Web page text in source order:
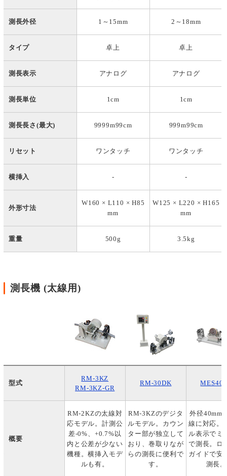
測長外径 1～15mm 2～18mm
タイプ 卓上 卓上
測長表示 アナログ アナログ
測長単位 1cm 1cm
測長長さ(最大) 9999m99cm 999m99cm
リセット ワンタッチ ワンタッチ
横挿入 - -
外形寸法
W160 × L110 × H85
mm
W125 × L220 × H165
mm
重量 500g 3.5kg
測長機 (太線用)
型式
RM-3KZ
RM-3KZ-GR
RM-30DK
概要
RM-2KZの太線対
応モデル。計測公
差-0%、+0.7%以
内と公差が少ない
機種。横挿入モデ
ルも有。
RM-3KZのデジタ
ルモデル。カウン
ター部が独立して
おり、巻取りなが
らの測長に便利で
す。
外径40mm
線に対応。
ル表示でミ
で測長。ロ
ガイドで安
測長。